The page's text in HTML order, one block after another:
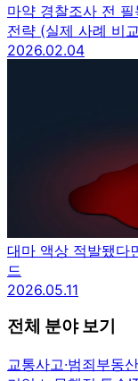
마약 경찰조사 전
전략 (실제 사례 비
2026.02.04
대마 액상 적발됐다
드
2026.05.11
전체 분야 보기
교통사고·범죄부동